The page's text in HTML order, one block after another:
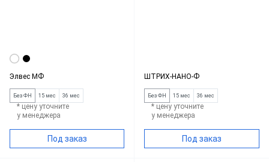
Элвес МФ
Без ФН 15 мес 36 мес
* цену уточните
у менеджера
Под заказ
ШТРИХ-НАНО-Ф
Без ФН 15 мес 36 мес
* цену уточните
у менеджера
Под заказ